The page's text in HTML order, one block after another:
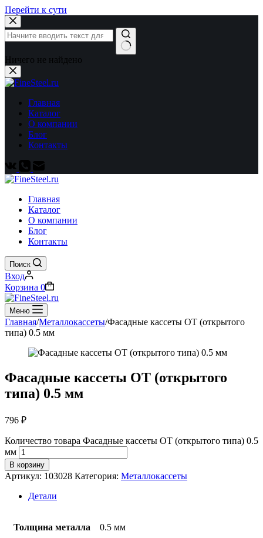
Перейти к сути
Ничего не найдено
Главная
Каталог
О компании
Блог
Контакты
Главная
Каталог
О компании
Блог
Контакты
Поиск
Вход
Корзина 0
Меню
Главная/Металлокассеты/Фасадные кассеты OT (открытого
типа) 0.5 мм
Фасадные кассеты OT (открытого
типа) 0.5 мм
796 ₽
Количество товара Фасадные кассеты OT (открытого типа) 0.5
мм
В корзину
Артикул: 103028 Категория: Металлокассеты
Детали
Толщина металла 0.5 мм